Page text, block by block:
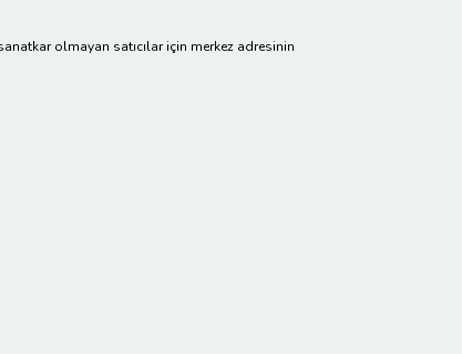
olmayan satıcılar için merkez adresinin